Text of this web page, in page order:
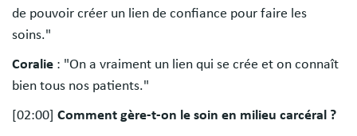
de pouvoir créer un lien de confiance pour faire les
soins."
Coralie : "On a vraiment un lien qui se crée et on connaît
bien tous nos patients."
[02:00] Comment gère-t-on le soin en milieu carcéral ?